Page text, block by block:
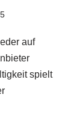
auf
spielt